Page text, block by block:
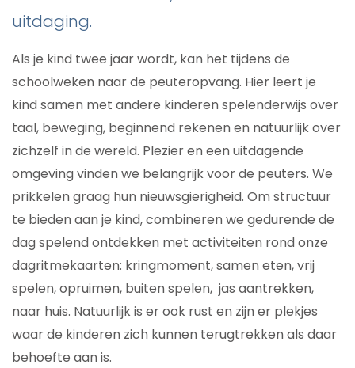
uitdaging.
Als je kind twee jaar wordt, kan het tijdens de
schoolweken naar de peuteropvang. Hier leert je
kind samen met andere kinderen spelenderwijs over
taal, beweging, beginnend rekenen en natuurlijk over
zichzelf in de wereld. Plezier en een uitdagende
omgeving vinden we belangrijk voor de peuters. We
prikkelen graag hun nieuwsgierigheid. Om structuur
te bieden aan je kind, combineren we gedurende de
dag spelend ontdekken met activiteiten rond onze
dagritmekaarten: kringmoment, samen eten, vrij
spelen, opruimen, buiten spelen, jas aantrekken,
naar huis. Natuurlijk is er ook rust en zijn er plekjes
waar de kinderen zich kunnen terugtrekken als daar
behoefte aan is.